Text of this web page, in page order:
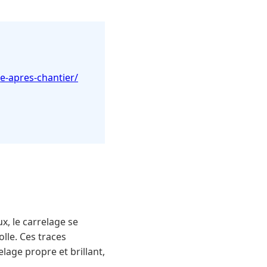
apres-chantier/
le carrelage se
Ces traces
propre et brillant,